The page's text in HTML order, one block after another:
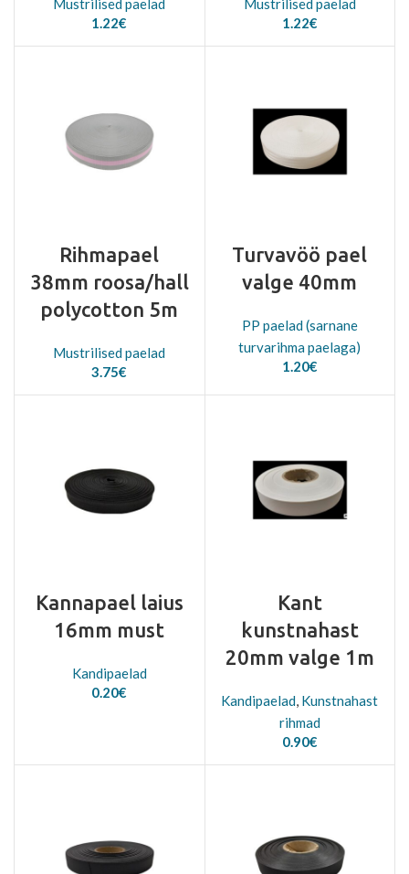
Mustrilised paelad
1.22€
Mustrilised paelad
1.22€
Rihmapael
38mm roosa/hall
polycotton 5m
Mustrilised paelad
3.75€
Turvavöö pael
valge 40mm
PP paelad (sarnane
turvarihma paelaga)
1.20€
Kannapael laius
16mm must
Kandipaelad
0.20€
Kant
kunstnahast
20mm valge 1m
Kandipaelad, Kunstnahast
rihmad
0.90€